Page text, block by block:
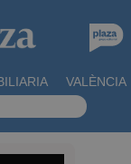
VALÈNCIA